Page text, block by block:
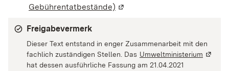
Gebührentatbestände) (Wird in einem neuen
Freigabevermerk
Dieser Text entstand in enger Zusammenarbeit mit den
fachlich zuständigen Stellen. Das Umweltministerium (Wird
hat dessen ausführliche Fassung am 21.04.2021